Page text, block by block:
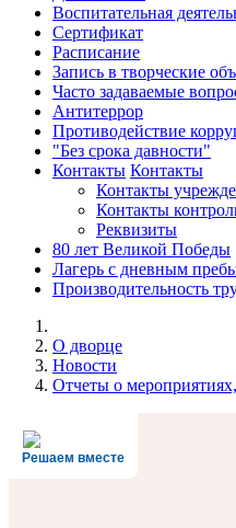
Воспитательная
Cертификат
Расписание
Запись в творческие
Часто задаваемые
Антитеррор
Противодействие
"Без срока давности"
Контакты Контакты
Контакты
Контакты
Реквизиты
80 лет Великой Победы
Лагерь с дневным
Производительность
О дворце
Новости
Отчеты о
Решаем вместе